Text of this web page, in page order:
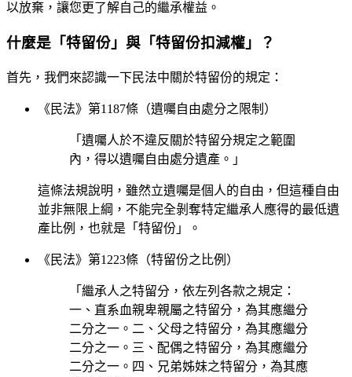
以放棄，讓您更了解自己的繼承權益。
什麼是「特留份」與「特留份扣減權」？
首先，我們來認識一下民法中關於特留份的規定：
《民法》第1187條（遺囑自由處分之限制）
「遺囑人於不違反關於特留分規定之範圍
內，得以遺囑自由處分遺產。」
這條法規說明，雖然立遺囑是個人的自由，但這種自由
並非無限上綱，不能完全剝奪特定繼承人應得的最低遺
產比例，也就是「特留份」。
《民法》第1223條（特留份之比例）
「繼承人之特留分，依左列各款之規定：
一、直系血親卑親屬之特留分，為其應繼分
二分之一。二、父母之特留分，為其應繼分
二分之一。三、配偶之特留分，為其應繼分
二分之一。四、兄弟姊妹之特留分，為其應